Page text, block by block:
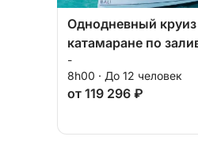
Однодневный
катамаране по
-
8h00 · До 12 человек
от 119 296 ₽